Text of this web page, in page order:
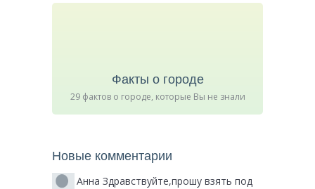
Факты о городе
29 фактов о городе, которые Вы не знали
Новые комментарии
Анна Здравствуйте,прошу взять под